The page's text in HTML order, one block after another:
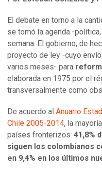
El debate en torno a la
se tomó la agenda -
semana. El gobierno, de
proyecto de ley -cuyo
varios meses- para
elaborada en 1975 por el
transversalmente como
De acuerdo al Anuario
Chile 2005-2014, la
países fronterizos: 41,8%
siguen los colombianos
en 9,4% en los últimos